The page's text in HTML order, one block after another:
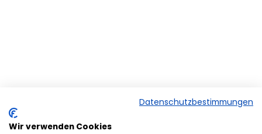
Datenschutzbestimmungen
Wir verwenden Cookies